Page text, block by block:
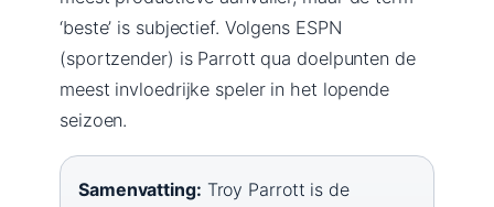
‘beste’ is subjectief. Volgens ESPN
(sportzender) is Parrott qua doelpunten de
meest invloedrijke speler in het lopende
seizoen.
Samenvatting: Troy Parrott is de